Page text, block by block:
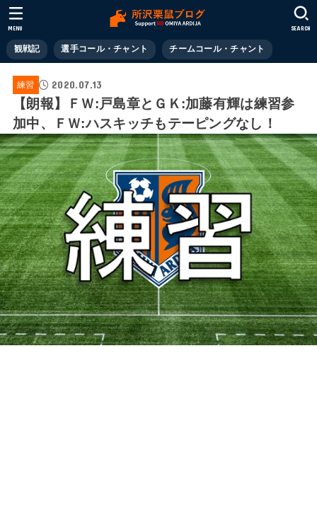
観戦記 選手コール・チャント チームコール・チャント
SEARCH
MENU
練習 2020.07.13
【朗報】ＦＷ:戸島章とＧＫ:加藤有輝は練習参
加中、ＦＷ:ハスキッチもテーピングなし！